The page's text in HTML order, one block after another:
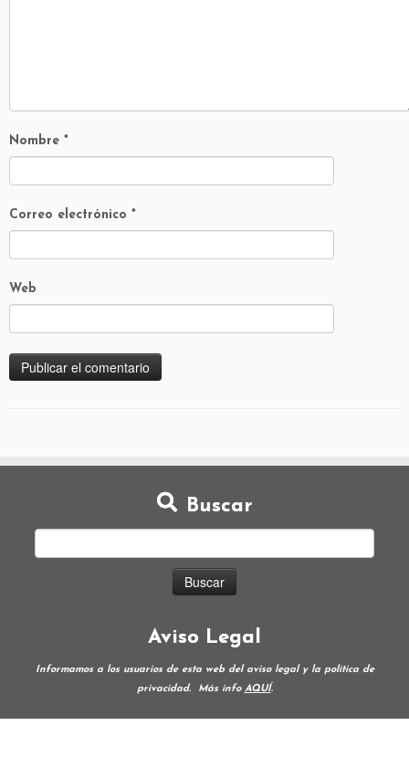
Nombre *
Correo electrónico *
Web
Buscar
Aviso Legal
Informamos a los usuarios de esta web del aviso legal y la política de
privacidad.
Más info AQUÍ.